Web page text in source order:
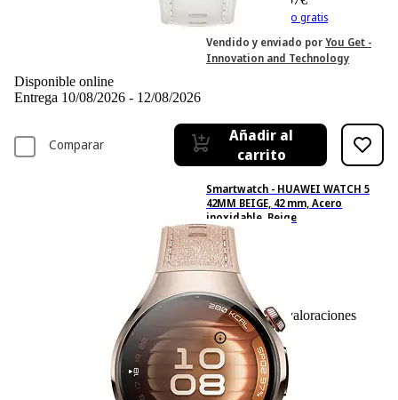
IVA incl. Con envío gratis
Vendido y enviado porYou Get -
Innovation and Technology
Disponible online
Entrega 10/08/2026 - 12/08/2026
Comparar
Añadir al
carrito
Smartwatch - HUAWEI WATCH 5
42MM BEIGE, 42 mm, Acero
inoxidable, Beige
8 Basado en 8 valoraciones